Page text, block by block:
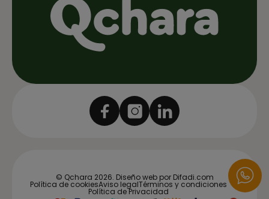
© Qchara 2026. Diseño web por Difadi.com
Política de cookiesAviso legalTérminos y condiciones
Política de Privacidad